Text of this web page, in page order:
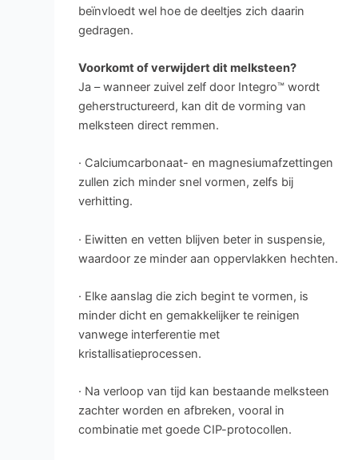
beïnvloedt wel hoe de deeltjes zich daarin
gedragen.
Voorkomt of verwijdert dit melksteen?
Ja – wanneer zuivel zelf door Integro™ wordt
geherstructureerd, kan dit de vorming van
melksteen direct remmen.
· Calciumcarbonaat- en magnesiumafzettingen
zullen zich minder snel vormen, zelfs bij
verhitting.
· Eiwitten en vetten blijven beter in suspensie,
waardoor ze minder aan oppervlakken hechten.
· Elke aanslag die zich begint te vormen, is
minder dicht en gemakkelijker te reinigen
vanwege interferentie met
kristallisatieprocessen.
· Na verloop van tijd kan bestaande melksteen
zachter worden en afbreken, vooral in
combinatie met goede CIP-protocollen.